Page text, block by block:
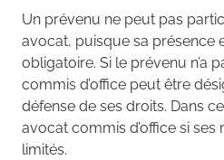
Un prévenu ne peut pas
avocat, puisque sa présence
obligatoire. Si le prévenu n’a
commis d’office peut être
défense de ses droits. Dans
avocat commis d’office si
limités.